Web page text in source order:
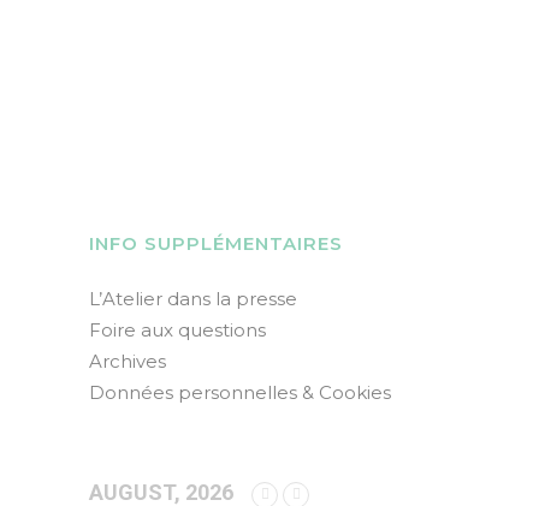
INFO SUPPLÉMENTAIRES
L’Atelier dans la presse
Foire aux questions
Archives
Données personnelles & Cookies
AUGUST, 2026